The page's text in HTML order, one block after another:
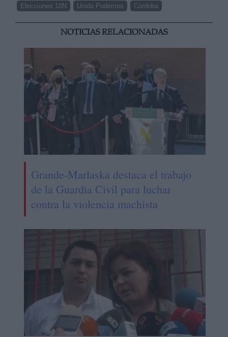
Elecciones 10N Unida Podemos Córdoba
NOTICIAS RELACIONADAS
Grande-Marlaska destaca el trabajo
de la Guardia Civil para luchar
contra la violencia machista